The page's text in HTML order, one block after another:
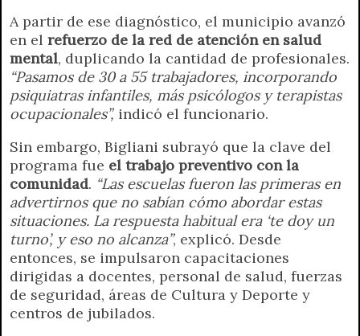
A partir de ese diagnóstico, el municipio avanzó
en el refuerzo de la red de atención en salud
mental, duplicando la cantidad de profesionales.
“Pasamos de 30 a 55 trabajadores, incorporando
psiquiatras infantiles, más psicólogos y terapistas
ocupacionales”, indicó el funcionario.
Sin embargo, Bigliani subrayó que la clave del
programa fue el trabajo preventivo con la
comunidad. “Las escuelas fueron las primeras en
advertirnos que no sabían cómo abordar estas
situaciones. La respuesta habitual era ‘te doy un
turno’, y eso no alcanza”, explicó. Desde
entonces, se impulsaron capacitaciones
dirigidas a docentes, personal de salud, fuerzas
de seguridad, áreas de Cultura y Deporte y
centros de jubilados.